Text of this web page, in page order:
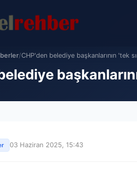
/CHP'den belediye başkanlarının 'tek
03 Haziran 2025, 15:43